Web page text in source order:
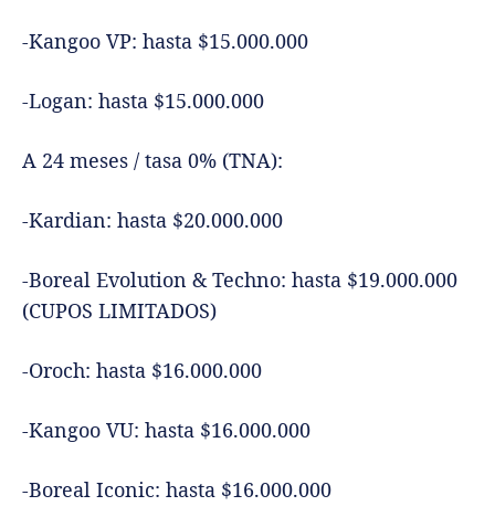
-Kangoo VP: hasta $15.000.000
-Logan: hasta $15.000.000
A 24 meses / tasa 0% (TNA):
-Kardian: hasta $20.000.000
-Boreal Evolution & Techno: hasta $19.000.000
(CUPOS LIMITADOS)
-Oroch: hasta $16.000.000
-Kangoo VU: hasta $16.000.000
-Boreal Iconic: hasta $16.000.000